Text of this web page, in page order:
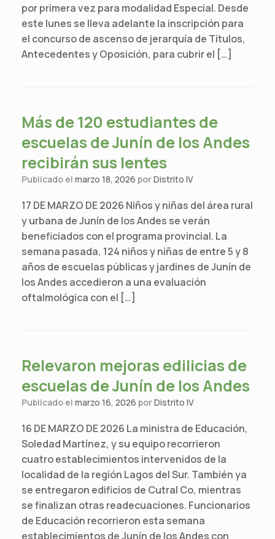
por primera vez para modalidad Especial. Desde
este lunes se lleva adelante la inscripción para
el concurso de ascenso de jerarquía de Títulos,
Antecedentes y Oposición, para cubrir el […]
Más de 120 estudiantes de
escuelas de Junín de los Andes
recibirán sus lentes
Publicado el marzo 18, 2026 porDistrito IV
17 DE MARZO DE 2026 Niños y niñas del área rural
y urbana de Junín de los Andes se verán
beneficiados con el programa provincial. La
semana pasada, 124 niños y niñas de entre 5 y 8
años de escuelas públicas y jardines de Junín de
los Andes accedieron a una evaluación
oftalmológica con el […]
Relevaron mejoras edilicias de
escuelas de Junín de los Andes
Publicado el marzo 16, 2026 porDistrito IV
16 DE MARZO DE 2026 La ministra de Educación,
Soledad Martínez, y su equipo recorrieron
cuatro establecimientos intervenidos de la
localidad de la región Lagos del Sur. También ya
se entregaron edificios de Cutral Co, mientras
se finalizan otras readecuaciones. Funcionarios
de Educación recorrieron esta semana
establecimientos de Junín de los Andes con